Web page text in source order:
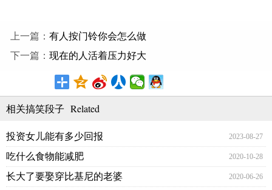
上一篇： 有人按门铃你会怎么做
下一篇： 现在的人活着压力好大
相关搞笑段子 Related
投资女儿能有多少回报 2023-08-27
吃什么食物能减肥 2020-10-28
长大了要娶穿比基尼的老婆 2020-06-26